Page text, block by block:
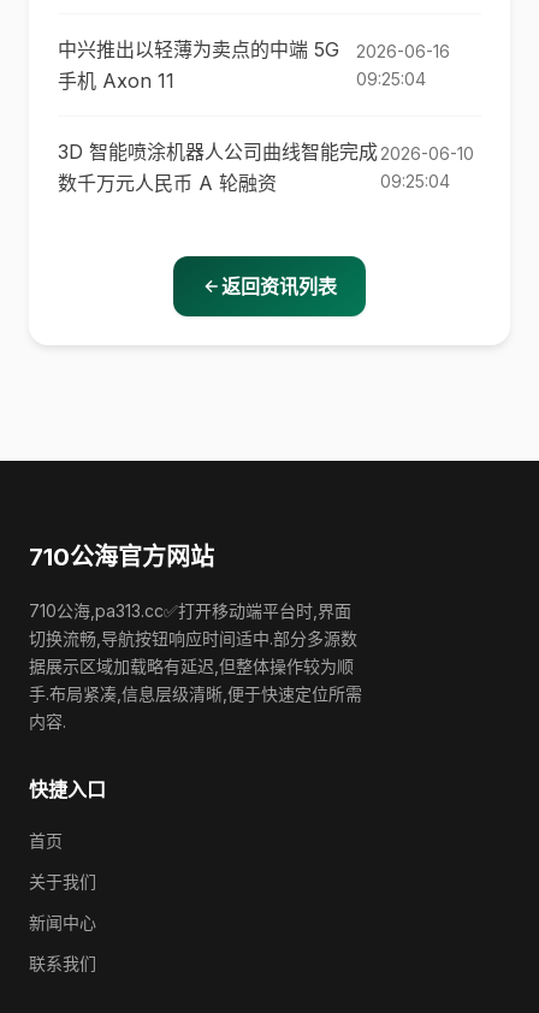
中兴推出以轻薄为卖点的中端 5G
手机 Axon 11
2026-06-16
09:25:04
3D 智能喷涂机器人公司曲线智能完成
数千万元人民币 A 轮融资
2026-06-10
09:25:04
返回资讯列表
710公海官方网站
710公海,pa313.cc✅打开移动端平台时,界面
切换流畅,导航按钮响应时间适中.部分多源数
据展示区域加载略有延迟,但整体操作较为顺
手.布局紧凑,信息层级清晰,便于快速定位所需
内容.
快捷入口
首页
关于我们
新闻中心
联系我们